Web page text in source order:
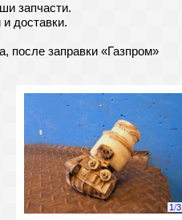
запчасти.
доставки.
после заправки «Газпром»
1/3